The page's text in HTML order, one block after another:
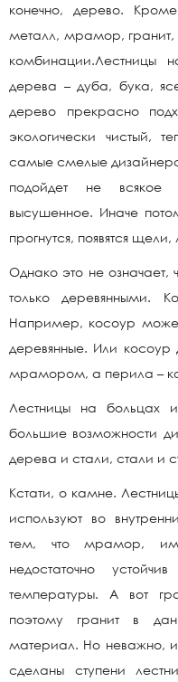
конечно, дерево.
металл, мрамор, гранит,
комбинации.Лестницы
дерева – дуба, бука,
дерево прекрасно
экологически чистый,
самые смелые
подойдет не
высушенное. Иначе
прогнутся, появятся щели,
Однако это не означает,
только деревянными.
Например, косоур
деревянные. Или косоур
мрамором, а перила –
Лестницы на больцах
большие возможности
дерева и стали, стали и
Кстати, о камне.
используют во
тем, что мрамор,
недостаточно
температуры. А вот
поэтому гранит в
материал. Но неважно,
сделаны ступени